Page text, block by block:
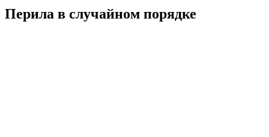
Перила в случайном порядке